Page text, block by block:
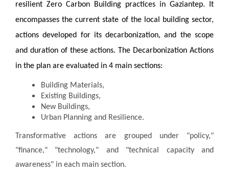
resilient Zero Carbon Building practices in Gaziantep. It
encompasses the current state of the local building sector,
actions developed for its decarbonization, and the scope
and duration of these actions. The Decarbonization Actions
in the plan are evaluated in 4 main sections:
Building Materials,
Existing Buildings,
New Buildings,
Urban Planning and Resilience.
Transformative actions are grouped under "policy,"
"finance," "technology," and "technical capacity and
awareness" in each main section.